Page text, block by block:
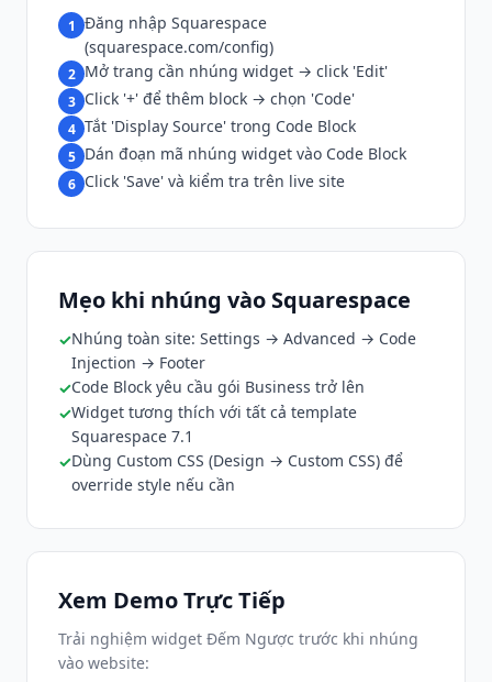
1 Đăng nhập Squarespace
(squarespace.com/config)
2 Mở trang cần nhúng widget → click 'Edit'
3 Click '+' để thêm block → chọn 'Code'
4 Tắt 'Display Source' trong Code Block
5 Dán đoạn mã nhúng widget vào Code Block
6 Click 'Save' và kiểm tra trên live site
Mẹo khi nhúng vào Squarespace
Nhúng toàn site: Settings → Advanced → Code
Injection → Footer
Code Block yêu cầu gói Business trở lên
Widget tương thích với tất cả template
Squarespace 7.1
Dùng Custom CSS (Design → Custom CSS) để
override style nếu cần
Xem Demo Trực Tiếp
Trải nghiệm widget Đếm Ngược trước khi nhúng
vào website: